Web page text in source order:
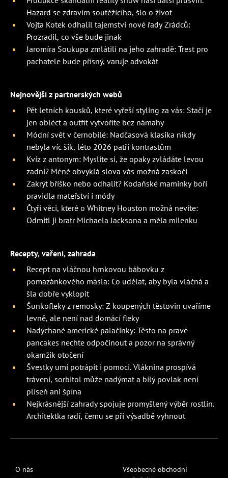
Hazard se zdravím soutěžícího, šlo o život
Vojta Kotek odhalil tajemství nové řady Zrádců:
Prozradil, co vše bude jinak
Jaromíra Soukupa zmlátili na jeho zahradě: Trest pro
pachatele bude přísný, varuje advokát
Nejnovější z partnerských webů
Pět letních kousků, které vyřeší styling za vás: Stačí je
jen obléct a outfit vytvoříte bez námahy
Módní svět v černobílé: Nadčasová klasika nikdy
nebyla víc šik, léto 2026 patří kontrastům
Kvíz z antonym: Myslíte si, že opaky zvládáte levou
zadní? Méně obvyklá slova vás možná zaskočí
Zakrýt bříško nebo odhalit? Kodaňské maminky boří
pravidla mateřství i módy
Čtyři věci, které o Whitney Houston možná nevíte:
Odmítl ji bratr Michaela Jacksona a měla milenku
Recepty, vaření, zahrada
Recept na vláčnou hrnkovou bábovku z
pomazánkového másla: Co udělat, aby byla vláčná a
šla dobře vyklopit
Šunkofleky z remosky: Z koupených těstovin uvaříme
levně, ale není nad domácí fleky
Nadýchané americké palačinky: Těsto na pravé
pancakes nechte odpočinout a pozor na správný
okamžik otočení
Švestky umí potrápit i pomoci. Vláknina prospívá
trávení, sorbitol může nadýmat a bílý povlak není
plíseň ani špína
Nejkrásnější zahrady spojuje promyšlený výběr rostlin.
Architektka radí, čemu se při výsadbě vyhnout
O nás
Všeobecné obchodní